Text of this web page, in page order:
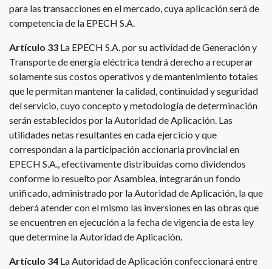
para las transacciones en el mercado, cuya aplicación será de
competencia de la EPECH S.A.
Artículo 33 La EPECH S.A. por su actividad de Generación y
Transporte de energía eléctrica tendrá derecho a recuperar
solamente sus costos operativos y de mantenimiento totales
que le permitan mantener la calidad, continuidad y seguridad
del servicio, cuyo concepto y metodología de determinación
serán establecidos por la Autoridad de Aplicación. Las
utilidades netas resultantes en cada ejercicio y que
correspondan a la participación accionaria provincial en
EPECH S.A., efectivamente distribuidas como dividendos
conforme lo resuelto por Asamblea, integrarán un fondo
unificado, administrado por la Autoridad de Aplicación, la que
deberá atender con el mismo las inversiones en las obras que
se encuentren en ejecución a la fecha de vigencia de esta ley
que determine la Autoridad de Aplicación.
Artículo 34 La Autoridad de Aplicación confeccionará entre